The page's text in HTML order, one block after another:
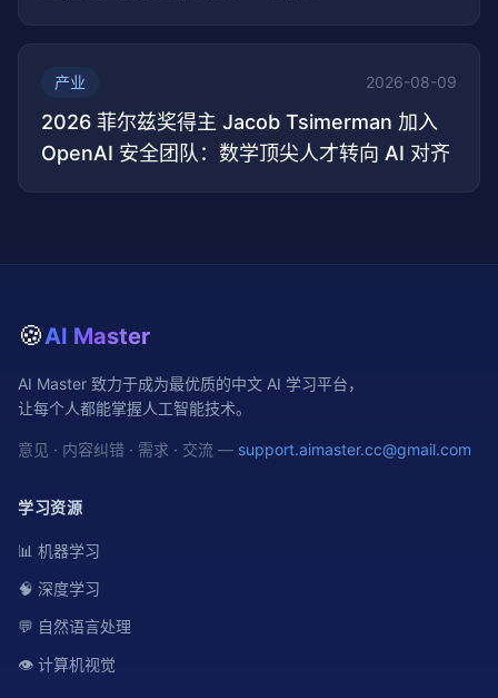
产业 2026-08-09
2026 菲尔兹奖得主 Jacob Tsimerman 加入
OpenAI 安全团队：数学顶尖人才转向 AI 对齐
🍪AI Master
AI Master 致力于成为最优质的中文 AI 学习平台，
让每个人都能掌握人工智能技术。
意见 · 内容纠错 · 需求 · 交流 — support.aimaster.cc@gmail.com
学习资源
📊 机器学习
🧠 深度学习
💬 自然语言处理
👁️ 计算机视觉